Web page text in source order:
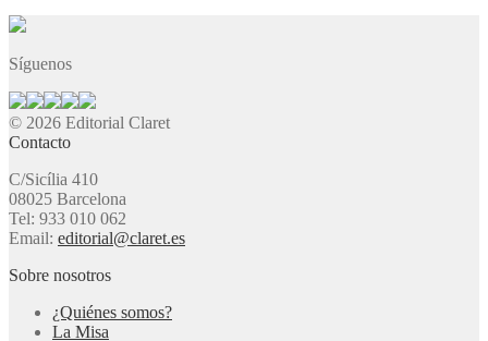
Síguenos
© 2026 Editorial Claret
Contacto
C/Sicília 410
08025 Barcelona
Tel: 933 010 062
Email: editorial@claret.es
Sobre nosotros
¿Quiénes somos?
La Misa